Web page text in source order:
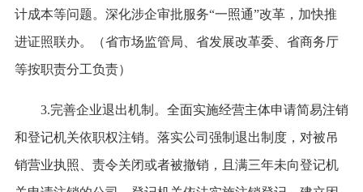
计成本等问题。深化涉企审批服务“一照通”改革，加快推
进证照联办。（省市场监管局、省发展改革委、省商务厅
等按职责分工负责）
3.完善企业退出机制。全面实施经营主体申请简易注销
和登记机关依职权注销。落实公司强制退出制度，对被吊
销营业执照、责令关闭或者被撤销，且满三年未向登记机